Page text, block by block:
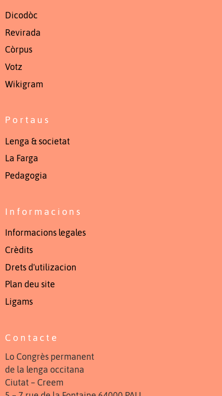
Dicodòc
Revirada
Còrpus
Votz
Wikigram
Portaus
Lenga & societat
La Farga
Pedagogia
Informacions
Informacions legales
Crèdits
Drets d'utilizacion
Plan deu site
Ligams
Contacte
Lo Congrès permanent
de la lenga occitana
Ciutat – Creem